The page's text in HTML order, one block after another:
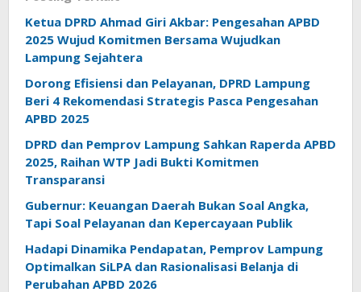
Ketua DPRD Ahmad Giri Akbar: Pengesahan APBD
2025 Wujud Komitmen Bersama Wujudkan
Lampung Sejahtera
Dorong Efisiensi dan Pelayanan, DPRD Lampung
Beri 4 Rekomendasi Strategis Pasca Pengesahan
APBD 2025
DPRD dan Pemprov Lampung Sahkan Raperda APBD
2025, Raihan WTP Jadi Bukti Komitmen
Transparansi
Gubernur: Keuangan Daerah Bukan Soal Angka,
Tapi Soal Pelayanan dan Kepercayaan Publik
Hadapi Dinamika Pendapatan, Pemprov Lampung
Optimalkan SiLPA dan Rasionalisasi Belanja di
Perubahan APBD 2026